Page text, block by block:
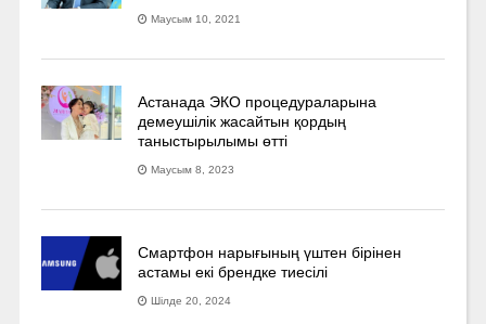
Маусым 10, 2021
Астанада ЭКО процедураларына
демеушілік жасайтын қордың
таныстырылымы өтті
Маусым 8, 2023
Смартфон нарығының үштен бірінен
астамы екі брендке тиесілі
Шілде 20, 2024